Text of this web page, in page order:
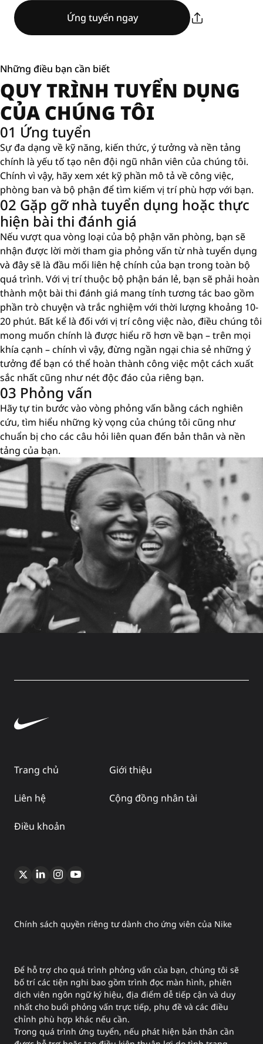
Ứng tuyển ngay
Những điều bạn cần biết
QUY TRÌNH TUYỂN DỤNG
CỦA CHÚNG TÔI
01 Ứng tuyển
Sự đa dạng về kỹ năng, kiến ​​thức, ý tưởng và nền tảng
chính là yếu tố tạo nên đội ngũ nhân viên của chúng tôi.
Chính vì vậy, hãy xem xét kỹ phần mô tả về công việc,
phòng ban và bộ phận để tìm kiếm vị trí phù hợp với bạn.
02 Gặp gỡ nhà tuyển dụng hoặc thực
hiện bài thi đánh giá
Nếu vượt qua vòng loại của bộ phận văn phòng, bạn sẽ
nhận được lời mời tham gia phỏng vấn từ nhà tuyển dụng
và đây sẽ là đầu mối liên hệ chính của bạn trong toàn bộ
quá trình. Với vị trí thuộc bộ phận bán lẻ, bạn sẽ phải hoàn
thành một bài thi đánh giá mang tính tương tác bao gồm
phần trò chuyện và trắc nghiệm với thời lượng khoảng 10-
20 phút. Bất kể là đối với vị trí công việc nào, điều chúng tôi
mong muốn chính là được hiểu rõ hơn về bạn – trên mọi
khía cạnh – chính vì vậy, đừng ngần ngại chia sẻ những ý
tưởng để bạn có thể hoàn thành công việc một cách xuất
sắc nhất cũng như nét độc đáo của riêng bạn.
03 Phỏng vấn
Hãy tự tin bước vào vòng phỏng vấn bằng cách nghiên
cứu, tìm hiểu những kỳ vọng của chúng tôi cũng như
chuẩn bị cho các câu hỏi liên quan đến bản thân và nền
tảng của bạn.
Trang chủ Giới thiệu
Liên hệ Cộng đồng nhân tài
Điều khoản
Chính sách quyền riêng tư dành cho ứng viên của Nike
Để hỗ trợ cho quá trình phỏng vấn của bạn, chúng tôi sẽ
bố trí các tiện nghi bao gồm trình đọc màn hình, phiên
dịch viên ngôn ngữ ký hiệu, địa điểm dễ tiếp cận và duy
nhất cho buổi phỏng vấn trực tiếp, phụ đề và các điều
chỉnh phù hợp khác nếu cần.
Trong quá trình ứng tuyển, nếu phát hiện bản thân cần